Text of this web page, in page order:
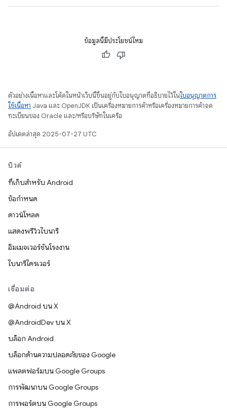
ข้อมูลนี้มีประโยชน์ไหม
ตัวอย่างเนื้อหาและโค้ดในหน้าเว็บนี้ขึ้นอยู่กับใบอนุญาตที่อธิบายไว้ในใบอนุญาตการ
ใช้เนื้อหา Java และ OpenJDK เป็นเครื่องหมายการค้าหรือเครื่องหมายการค้าจด
ทะเบียนของ Oracle และ/หรือบริษัทในเครือ
อัปเดตล่าสุด 2025-07-27 UTC
บิวด์
ที่เก็บสำหรับ Android
ข้อกำหนด
ดาวน์โหลด
แสดงพรีวิวไบนารี
อิมเมจเวอร์ชันโรงงาน
ไบนารีไดรเวอร์
เชื่อมต่อ
@Android บน X
@AndroidDev บน X
บล็อก Android
บล็อกด้านความปลอดภัยของ Google
แพลตฟอร์มบน Google Groups
การพัฒนาบน Google Groups
การพอร์ตบน Google Groups